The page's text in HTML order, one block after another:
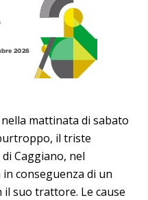
mattinata di sabato
il triste
Caggiano, nel
conseguenza di un
suo trattore. Le cause